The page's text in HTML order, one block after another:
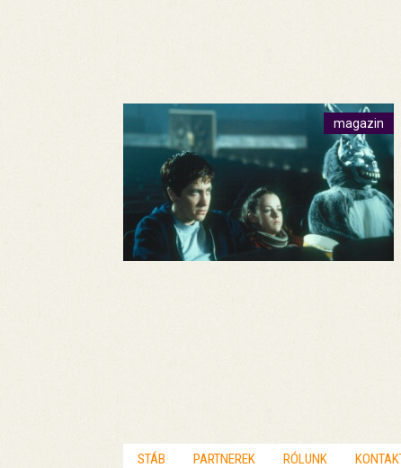
magazin
STÁB PARTNEREK RÓLUNK